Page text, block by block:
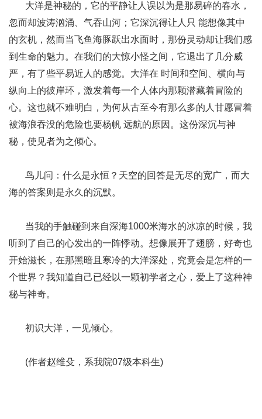
大洋是神秘的，它的平静让人误以为是那易碎的春水，
忽而却波涛汹涌、气吞山河；它深沉得让人只 能想像其中
的玄机，然而当飞鱼海豚跃出水面时，那份灵动却让我们感
到生命的魅力。在我们的大惊小怪之间，它退出了几分威
严，有了些平易近人的感觉。大洋在 时间和空间、横向与
纵向上的彼岸环，激发着每一个人体内那颗潜藏着冒险的
心。这也就不难明白，为何从古至今有那么多的人甘愿冒着
被海浪吞没的危险也要杨帆 远航的原因。这份深沉与神
秘，使见者为之倾心。
鸟儿问：什么是永恒？天空的回答是无尽的宽广，而大
海的答案则是永久的沉默。
当我的手触碰到来自深海1000米海水的冰凉的时候，我
听到了自己的心发出的一阵悸动。想像展开了翅膀，好奇也
开始滋长，在那黑暗且寒冷的大洋深处，究竟会是怎样的一
个世界？我知道自己已经以一颗初学者之心，爱上了这种神
秘与神奇。
初识大洋，一见倾心。
(作者赵维殳，系我院07级本科生)